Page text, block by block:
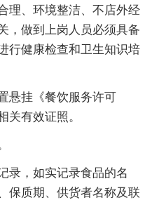
理、环境整洁、不店外经
，做到上岗人员必须具备
行健康检查和卫生知识培
悬挂《餐饮服务许可
关有效证照。
录，如实记录食品的名
保质期、供货者名称及联